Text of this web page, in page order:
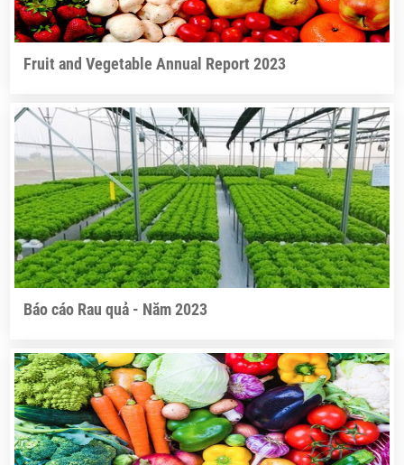
Fruit and Vegetable Annual Report 2023
Báo cáo Rau quả - Năm 2023